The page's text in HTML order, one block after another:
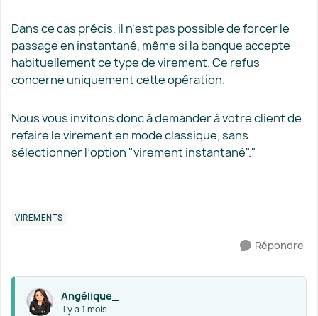
Dans ce cas précis, il n’est pas possible de forcer le
passage en instantané, même si la banque accepte
habituellement ce type de virement. Ce refus
concerne uniquement cette opération.
Nous vous invitons donc à demander à votre client de
refaire le virement en mode classique, sans
sélectionner l’option "virement instantané"."
VIREMENTS
Répondre
Angélique_
il y a 1 mois